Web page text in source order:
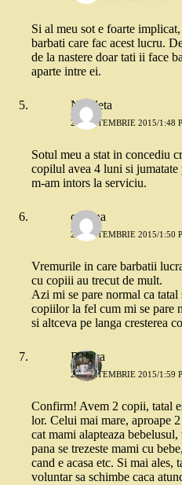
Si al meu sot e foarte
barbati care fac acest lucru.
de la nastere doar tati ii face
aparte intre ei.
Nicoleta
21 SEPTEMBRIE 2015/1:48
Sotul meu a stat in concediu
copilul avea 4 luni si
m-am intors la serviciu.
cristina
21 SEPTEMBRIE 2015/1:50
Vremurile in care barbatii
cu copiii au trecut de mult.
Azi mi se pare normal ca
copiilor la fel cum mi se pare
si altceva pe langa cresterea
Raluca
21 SEPTEMBRIE 2015/1:59
Confirm! Avem 2 copii, tatal
lor. Celui mai mare, aproape
cat mami alapteaza
pana se trezeste mami cu
cand e acasa etc. Si mai ales,
voluntar sa schimbe caca